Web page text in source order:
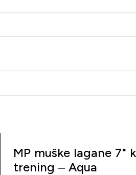
MP muške lagane 7"
trening – Aqua